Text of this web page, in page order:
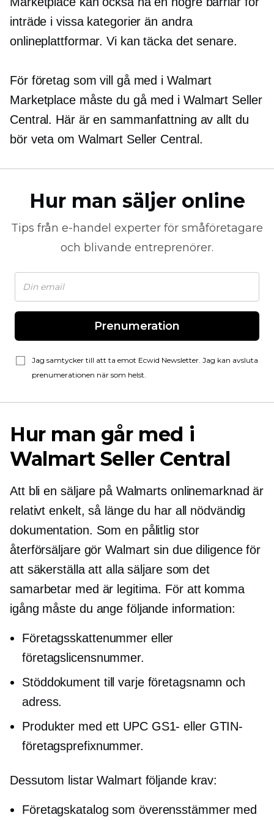
inträde i vissa kategorier än andra
onlineplattformar. Vi kan täcka det senare.
För företag som vill gå med i Walmart
Marketplace måste du gå med i Walmart Seller
Central. Här är en sammanfattning av allt du
bör veta om Walmart Seller Central.
Hur man säljer online
Tips från e-handel experter för småföretagare
och blivande entreprenörer.
Prenumeration
Jag samtycker till att ta emot Ecwid Newsletter. Jag kan avsluta
prenumerationen när som helst.
Hur man går med i
Walmart Seller Central
Att bli en säljare på Walmarts onlinemarknad är
relativt enkelt, så länge du har all nödvändig
dokumentation. Som en pålitlig stor
återförsäljare gör Walmart sin due diligence för
att säkerställa att alla säljare som det
samarbetar med är legitima. För att komma
igång måste du ange följande information:
Företagsskattenummer eller
företagslicensnummer.
Stöddokument till varje företagsnamn och
adress.
Produkter med ett UPC GS1- eller GTIN-
företagsprefixnummer.
Dessutom listar Walmart följande krav:
Företagskatalog som överensstämmer med